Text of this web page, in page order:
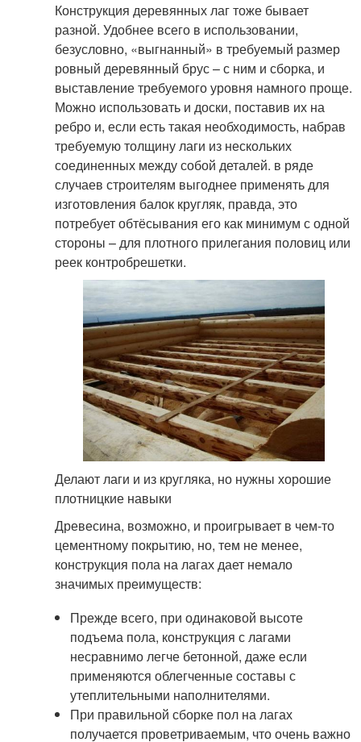
Конструкция деревянных лаг тоже бывает
разной. Удобнее всего в использовании,
безусловно, «выгнанный» в требуемый размер
ровный деревянный брус – с ним и сборка, и
выставление требуемого уровня намного проще.
Можно использовать и доски, поставив их на
ребро и, если есть такая необходимость, набрав
требуемую толщину лаги из нескольких
соединенных между собой деталей. в ряде
случаев строителям выгоднее применять для
изготовления балок кругляк, правда, это
потребует обтёсывания его как минимум с одной
стороны – для плотного прилегания половиц или
реек контробрешетки.
Делают лаги и из кругляка, но нужны хорошие
плотницкие навыки
Древесина, возможно, и проигрывает в чем-то
цементному покрытию, но, тем не менее,
конструкция пола на лагах дает немало
значимых преимуществ:
Прежде всего, при одинаковой высоте
подъема пола, конструкция с лагами
несравнимо легче бетонной, даже если
применяются облегченные составы с
утеплительными наполнителями.
При правильной сборке пол на лагах
получается проветриваемым, что очень важно